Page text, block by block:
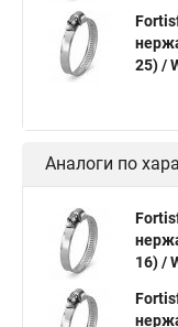
Хомут 2 мм
Хомут 6 мм
Хомут 24
Номера хомутов
Хомут нейлоновый
Хомут червячный
Окпд 2 хомуты
25) /
Аналоги по
16) /